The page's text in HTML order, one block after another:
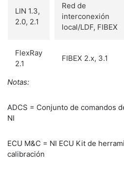
LIN 1.3,
2.0, 2.1
Red de
interconexión
local/LDF, FIBEX
FlexRay
2.1
FIBEX 2.x, 3.1
Notas:
ADCS = Conjunto de comandos
NI
ECU M&C = NI ECU Kit de
calibración